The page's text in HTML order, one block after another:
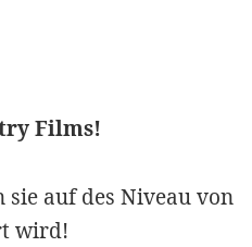
Films!
auf des Niveau von
wird!